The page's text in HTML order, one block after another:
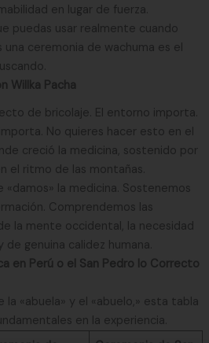
en lugar de fuerza.
puedas usar realmente cuando
una ceremonia de wachuma es el
Willka Pacha
de bricolaje. El entorno importa.
No quieres hacer esto en el
creció la medicina, sostenido por
el ritmo de las montañas.
«damos» la medicina. Sostenemos
Comprendemos las
la mente occidental, la necesidad
genuina calidez humana.
en Perú o el San Pedro lo Correcto
«abuela» y el «abuelo,» esta tabla
en la experiencia.